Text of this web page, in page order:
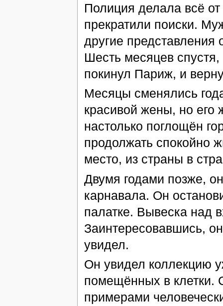
Полиция делала всё
прекратили поиски.
другие представления
Шесть месяцев
покинул Париж, и
Месяцы сменялись
красивой жены, но его
настолько поглощён
продолжать спокойно
место, из страны в
Двумя годами позже,
карнавала. Он
палатке. Вывеска над
Заинтересовавшись,
увидел.
Он увидел коллекцию
помещённых в
примерами